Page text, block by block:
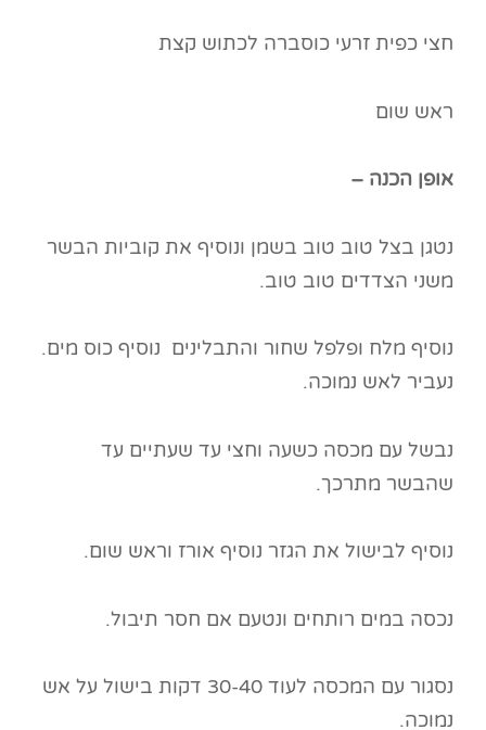
חצי כפית זרעי כוסברה לכתוש קצת
ראש שום
אופן הכנה –
נטגן בצל טוב טוב בשמן ונוסיף את קוביות הבשר
משני הצדדים טוב טוב.
נוסיף מלח ופלפל שחור והתבלינים נוסיף כוס מים.
נעביר לאש נמוכה.
נבשל עם מכסה כשעה וחצי עד שעתיים עד
שהבשר מתרכך.
נוסיף לבישול את הגזר נוסיף אורז וראש שום.
נכסה במים רותחים ונטעם אם חסר תיבול.
נסגור עם המכסה לעוד 30-40 דקות בישול על אש
נמוכה.